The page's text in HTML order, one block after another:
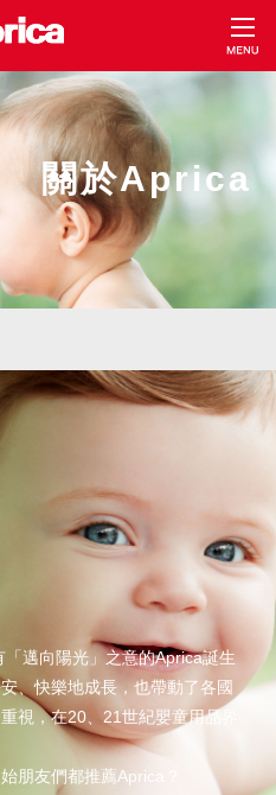
關於Aprica
邁向陽光」之意的Aprica誕生
、快樂地成長，也帶動了各國
視，在20、21世紀嬰童用品界
朋友們都推薦Aprica？